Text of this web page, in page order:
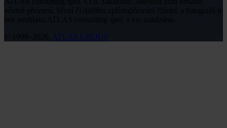
včetně převzetí, šíření či dalšího zpřístupňování článků a fotografií je
ATLAS GROUP